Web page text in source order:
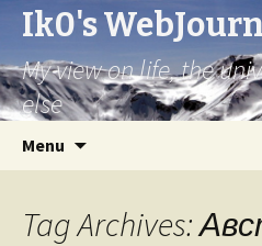
Ik0's
My view on life, the
else
Menu
Tag Archives: